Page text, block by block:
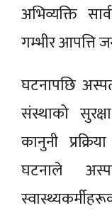
अभिव्यक्ति
गम्भीर आपत्ति
घटनापछि
संस्थाको
कानुनी
घटनाले